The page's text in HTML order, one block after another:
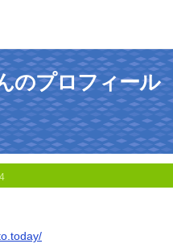
のプロフィール